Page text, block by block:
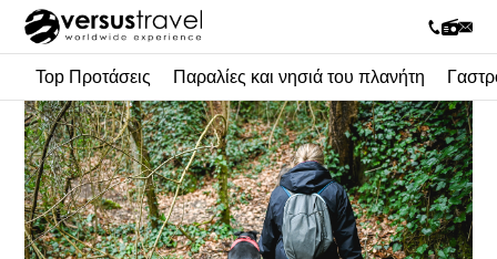
Top Προτάσεις Παραλίες και νησιά του πλανήτη